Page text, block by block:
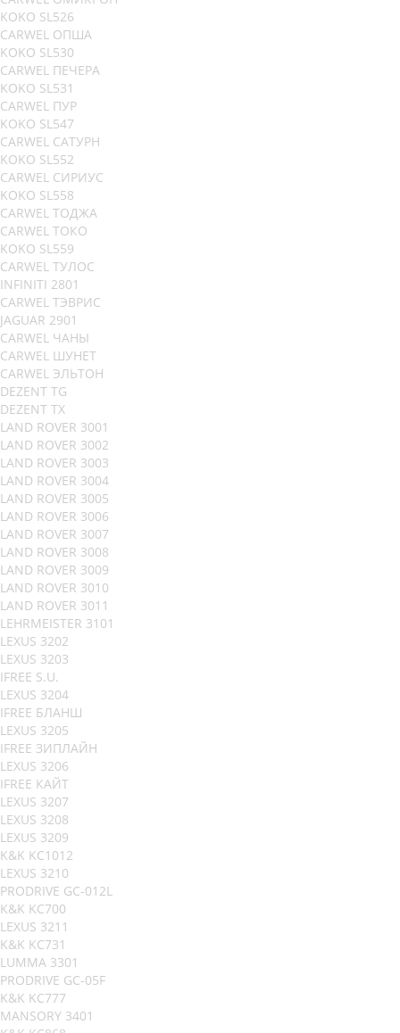
KOKO SL526
CARWEL ОПША
KOKO SL530
CARWEL ПЕЧЕРА
KOKO SL531
CARWEL ПУР
KOKO SL547
CARWEL САТУРН
KOKO SL552
CARWEL СИРИУС
KOKO SL558
CARWEL ТОДЖА
CARWEL ТОКО
KOKO SL559
CARWEL ТУЛОС
INFINITI 2801
CARWEL ТЭВРИС
JAGUAR 2901
CARWEL ЧАНЫ
CARWEL ШУНЕТ
CARWEL ЭЛЬТОН
DEZENT TG
DEZENT TX
LAND ROVER 3001
LAND ROVER 3002
LAND ROVER 3003
LAND ROVER 3004
LAND ROVER 3005
LAND ROVER 3006
LAND ROVER 3007
LAND ROVER 3008
LAND ROVER 3009
LAND ROVER 3010
LAND ROVER 3011
LEHRMEISTER 3101
LEXUS 3202
LEXUS 3203
IFREE S.U.
LEXUS 3204
IFREE БЛАНШ
LEXUS 3205
IFREE ЗИПЛАЙН
LEXUS 3206
IFREE КАЙТ
LEXUS 3207
LEXUS 3208
LEXUS 3209
K&K KC1012
LEXUS 3210
PRODRIVE GC-012L
K&K KC700
LEXUS 3211
K&K KC731
LUMMA 3301
PRODRIVE GC-05F
K&K KC777
MANSORY 3401